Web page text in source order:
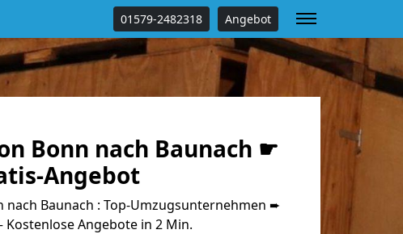
01579-2482318 Angebot
Bonn nach Baunach ☛
Angebot
nach Baunach : Top-Umzugsunternehmen ➨
Kostenlose Angebote in 2 Min.